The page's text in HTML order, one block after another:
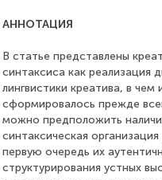
АННОТАЦИЯ
В статье представлены
синтаксиса как реализация
лингвистики креатива, в
сформировалось прежде
можно предположить
синтаксическая
первую очередь их
структурирования устных